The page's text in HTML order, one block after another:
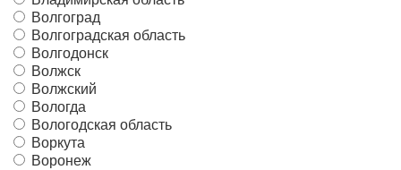
Волгоград
Волгоградская область
Волгодонск
Волжск
Волжский
Вологда
Вологодская область
Воркута
Воронеж